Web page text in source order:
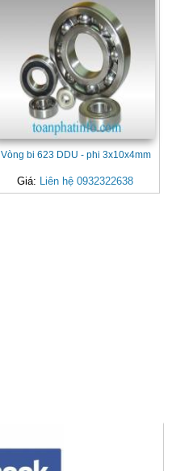
Vòng bi 623 DDU - phi 3x10x4mm
Giá: Liên hệ 0932322638